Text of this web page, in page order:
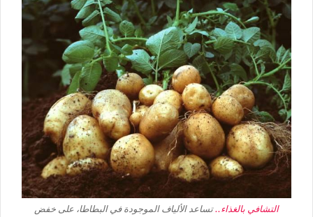
التشافي بالغذاء..تساعد الألياف الموجودة في البطاطا، على خفض